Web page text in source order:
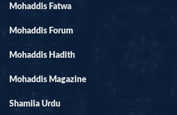
Mohaddis Fatwa
Mohaddis Forum
Mohaddis Hadith
Mohaddis Magazine
Shamila Urdu